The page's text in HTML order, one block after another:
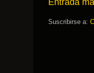
Suscribirse a: